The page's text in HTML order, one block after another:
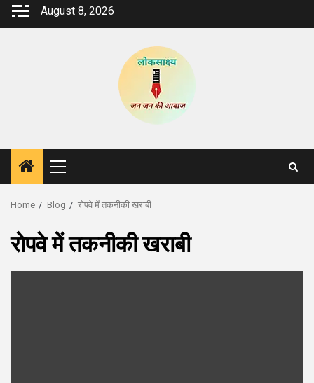
Skip
August 8, 2026
Primary
Menu
Home Blog रोपवे में तकनीकी खराबी
रोपवे में तकनीकी खराबी